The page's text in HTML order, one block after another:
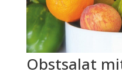
Obstsalat